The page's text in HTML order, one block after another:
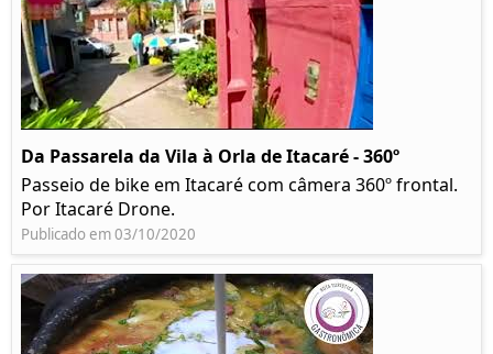
Da Passarela da Vila à Orla de Itacaré - 360º
Passeio de bike em Itacaré com câmera 360º frontal.
Por Itacaré Drone.
Publicado em 03/10/2020